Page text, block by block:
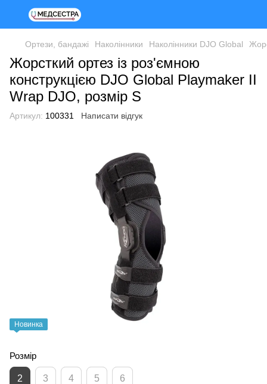
Ортези, бандажі Наколінники Наколінники DJO Global
Жорсткий ортез із роз'ємною
конструкцією DJO Global Playmaker II
Wrap DJO, розмір S
Артикул: 100331 Написати відгук
Новинка
Розмір
2 3 4 5 6